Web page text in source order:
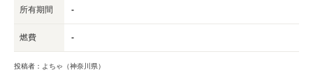
所有期間 -
燃費 -
投稿者：よちゃ（神奈川県）